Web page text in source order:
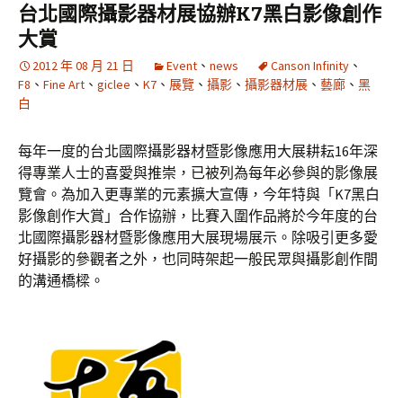
台北國際攝影器材展協辦K7黑白影像創作
大賞
2012 年 08 月 21 日 Event 、 news Canson Infinity 、
F8 、 Fine Art 、 giclee 、 K7 、 展覽 、 攝影 、 攝影器材展 、 藝廊 、 黑
白
每年一度的台北國際攝影器材暨影像應用大展耕耘16年深
得專業人士的喜愛與推崇，已被列為每年必參與的影像展
覽會。為加入更專業的元素擴大宣傳，今年特與「K7黑白
影像創作大賞」合作協辦，比賽入圍作品將於今年度的台
北國際攝影器材暨影像應用大展現場展示。除吸引更多愛
好攝影的參觀者之外，也同時架起一般民眾與攝影創作間
的溝通橋樑。